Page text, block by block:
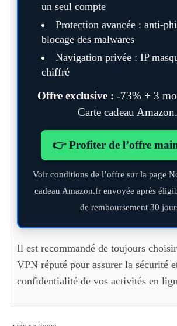
un seul compte
Protection avancée : anti-
blocage des malwares
Navigation privée : IP
chiffré
Offre exclusive : -73% + 3
Carte cadeau
👉 Profiter de l’offre
Voir conditions de l’offre sur la page
cadeau Amazon.fr envoyée après
de remboursement 30
Il est recommandé de toujours
VPN réputé pour assurer la sécurité
confidentialité de vos activités en